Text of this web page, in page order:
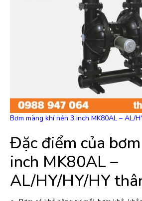
Bơm màng khí nén 3 inch MK80AL – AL/
Đặc điểm của
inch MK80AL –
AL/HY/HY/HY